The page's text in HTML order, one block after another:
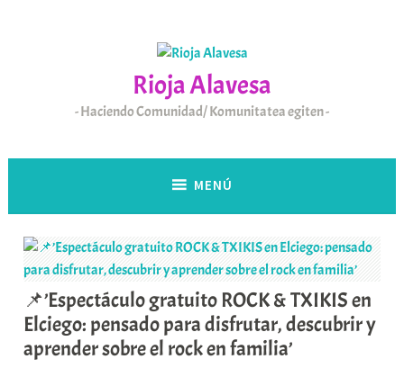
Rioja Alavesa
Haciendo Comunidad/ Komunitatea egiten
MENÚ
📌’Espectáculo gratuito ROCK & TXIKIS en
Elciego: pensado para disfrutar, descubrir y
aprender sobre el rock en familia’